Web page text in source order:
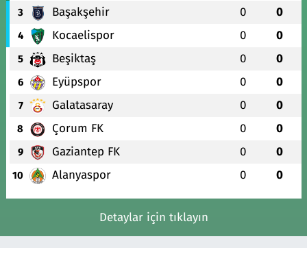
3 Başakşehir 0 0
4 Kocaelispor 0 0
5 Beşiktaş 0 0
6 Eyüpspor 0 0
7 Galatasaray 0 0
8 Çorum FK 0 0
9 Gaziantep FK 0 0
10 Alanyaspor 0 0
Detaylar için tıklayın